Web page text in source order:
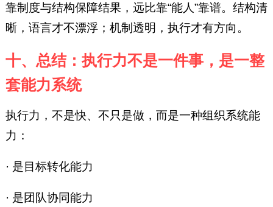
靠制度与结构保障结果，远比靠“能人”靠谱。结构清
晰，语言才不漂浮；机制透明，执行才有方向。
十、总结：执行力不是一件事，是一整
套能力系统
执行力，不是快、不只是做，而是一种组织系统能
力：
· 是目标转化能力
· 是团队协同能力